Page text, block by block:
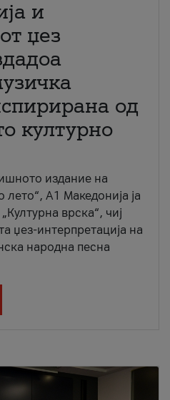
и
џез
од
културно
издание на
А1 Македонија ја
врска“, чиј
џез-интерпретација на
народна песна